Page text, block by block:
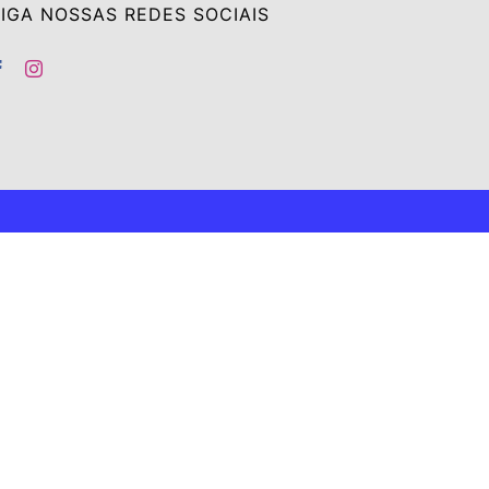
NOSSAS REDES SOCIAIS